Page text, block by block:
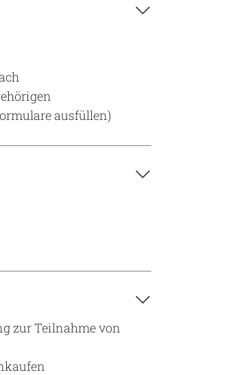

ausfüllen)


zur Teilnahme von